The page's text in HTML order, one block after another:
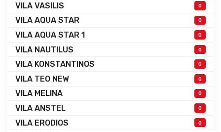
VILA VASILIS 0
VILA AQUA STAR 0
VILA AQUA STAR 1 0
VILA NAUTILUS 0
VILA KONSTANTINOS 0
VILA TEO NEW 0
VILA MELINA 0
VILA ANSTEL 0
VILA ERODIOS 0